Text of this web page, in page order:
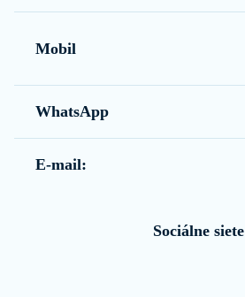
Mobil
WhatsApp
E-mail:
Sociálne siete